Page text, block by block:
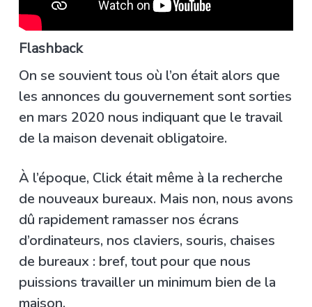
Flashback
On se souvient tous où l’on était alors que
les annonces du gouvernement sont sorties
en mars 2020 nous indiquant que le travail
de la maison devenait obligatoire.
À l’époque, Click était même à la recherche
de nouveaux bureaux. Mais non, nous avons
dû rapidement ramasser nos écrans
d’ordinateurs, nos claviers, souris, chaises
de bureaux : bref, tout pour que nous
puissions travailler un minimum bien de la
maison.